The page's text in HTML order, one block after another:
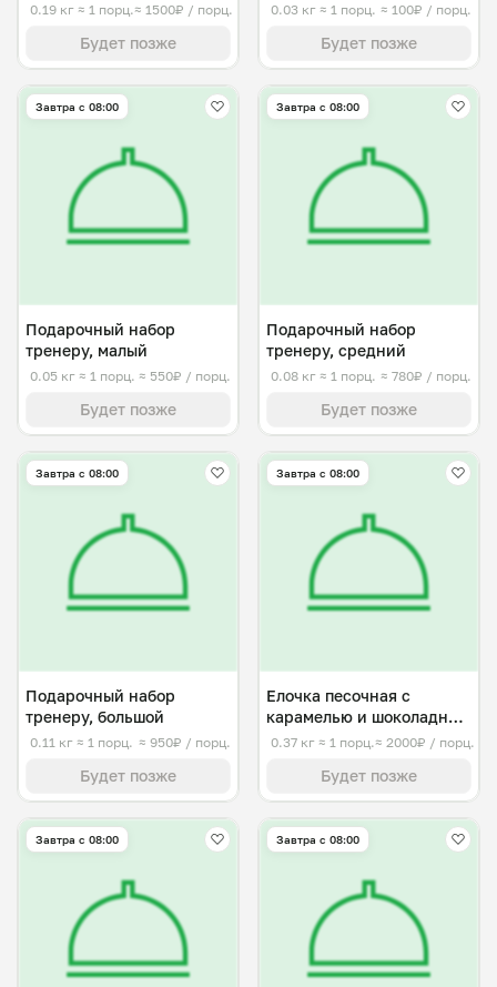
0.19 кг ≈ 1 порц.≈ 1500₽ / порц.
Будет позже
0.03 кг ≈ 1 порц. ≈ 100₽ / порц.
Будет позже
Завтра c 08:00
Подарочный набор
тренеру, малый
0.05 кг ≈ 1 порц. ≈ 550₽ / порц.
Будет позже
Завтра c 08:00
Подарочный набор
тренеру, средний
0.08 кг ≈ 1 порц. ≈ 780₽ / порц.
Будет позже
Завтра c 08:00
Подарочный набор
тренеру, большой
0.11 кг ≈ 1 порц. ≈ 950₽ / порц.
Будет позже
Завтра c 08:00
Елочка песочная с
карамелью и шоколадным
корпусом
0.37 кг ≈ 1 порц.≈ 2000₽ / порц.
Будет позже
Завтра c 08:00 Завтра c 08:00